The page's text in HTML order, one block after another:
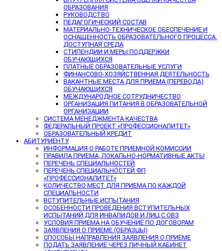
ОБРАЗОВАНИЯ
РУКОВОДСТВО
ПЕДАГОГИЧЕСКИЙ СОСТАВ
МАТЕРИАЛЬНО-ТЕХНИЧЕСКОЕ ОБЕСПЕЧЕНИЕ И
ОСНАЩЕННОСТЬ ОБРАЗОВАТЕЛЬНОГО ПРОЦЕССА.
ДОСТУПНАЯ СРЕДА
СТИПЕНДИИ И МЕРЫ ПОДДЕРЖКИ
ОБУЧАЮЩИХСЯ
ПЛАТНЫЕ ОБРАЗОВАТЕЛЬНЫЕ УСЛУГИ
ФИНАНСОВО-ХОЗЯЙСТВЕННАЯ ДЕЯТЕЛЬНОСТЬ
ВАКАНТНЫЕ МЕСТА ДЛЯ ПРИЕМА (ПЕРЕВОДА)
ОБУЧАЮЩИХСЯ
МЕЖДУНАРОДНОЕ СОТРУДНИЧЕСТВО
ОРГАНИЗАЦИЯ ПИТАНИЯ В ОБРАЗОВАТЕЛЬНОЙ
ОРГАНИЗАЦИИ
СИСТЕМА МЕНЕДЖМЕНТА КАЧЕСТВА
ФЕДЕРАЛЬНЫЙ ПРОЕКТ «ПРОФЕССИОНАЛИТЕТ»
ОБРАЗОВАТЕЛЬНЫЙ КРЕДИТ
АБИТУРИЕНТУ
ИНФОРМАЦИЯ О РАБОТЕ ПРИЕМНОЙ КОМИССИИ
ПРАВИЛА ПРИЕМА, ЛОКАЛЬНО-НОРМАТИВНЫЕ АКТЫ
ПЕРЕЧЕНЬ СПЕЦИАЛЬНОСТЕЙ
ПЕРЕЧЕНЬ СПЕЦИАЛЬНОСТЕЙ ФП
«ПРОФЕССИОНАЛИТЕТ»
КОЛИЧЕСТВО МЕСТ ДЛЯ ПРИЕМА ПО КАЖДОЙ
СПЕЦИАЛЬНОСТИ
ВСТУПИТЕЛЬНЫЕ ИСПЫТАНИЯ
ОСОБЕННОСТИ ПРОВЕДЕНИЯ ВСТУПИТЕЛЬНЫХ
ИСПЫТАНИЙ ДЛЯ ИНВАЛИДОВ И ЛИЦ С ОВЗ
УСЛОВИЯ ПРИЕМА НА ОБУЧЕНИЕ ПО ДОГОВОРАМ
ЗАЯВЛЕНИЯ О ПРИЕМЕ (ОБРАЗЦЫ)
СПОСОБЫ НАПРАВЛЕНИЯ ЗАЯВЛЕНИЯ О ПРИЕМЕ
ПОДАТЬ ЗАЯВЛЕНИЕ ЧЕРЕЗ ЛИЧНЫЙ КАБИНЕТ